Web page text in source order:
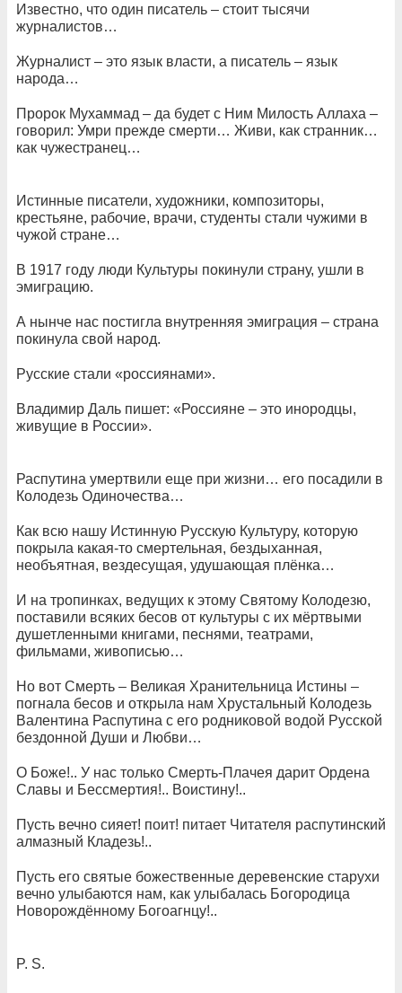
Известно, что один писатель – стоит тысячи
журналистов…
Журналист – это язык власти, а писатель – язык
народа…
Пророк Мухаммад – да будет с Ним Милость Аллаха –
говорил: Умри прежде смерти… Живи, как странник…
как чужестранец…
Истинные писатели, художники, композиторы,
крестьяне, рабочие, врачи, студенты стали чужими в
чужой стране…
В 1917 году люди Культуры покинули страну, ушли в
эмиграцию.
А нынче нас постигла внутренняя эмиграция – страна
покинула свой народ.
Русские стали «россиянами».
Владимир Даль пишет: «Россияне – это инородцы,
живущие в России».
Распутина умертвили еще при жизни… его посадили в
Колодезь Одиночества…
Как всю нашу Истинную Русскую Культуру, которую
покрыла какая-то смертельная, бездыханная,
необъятная, вездесущая, удушающая плёнка…
И на тропинках, ведущих к этому Святому Колодезю,
поставили всяких бесов от культуры с их мёртвыми
душетленными книгами, песнями, театрами,
фильмами, живописью…
Но вот Смерть – Великая Хранительница Истины –
погнала бесов и открыла нам Хрустальный Колодезь
Валентина Распутина с его родниковой водой Русской
бездонной Души и Любви…
О Боже!.. У нас только Смерть-Плачея дарит Ордена
Славы и Бессмертия!.. Воистину!..
Пусть вечно сияет! поит! питает Читателя распутинский
алмазный Кладезь!..
Пусть его святые божественные деревенские старухи
вечно улыбаются нам, как улыбалась Богородица
Новорождённому Богоагнцу!..
P. S.